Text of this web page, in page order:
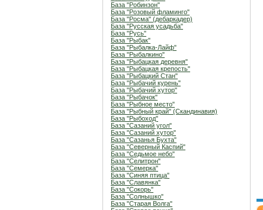
База "Робинзон"
База "Розовый фламинго"
База "Росма" (дебаркадер)
База "Русская усадьба"
База "Русь"
База "Рыбак"
База "Рыбалка-Лайф"
База "Рыбалкино"
База "Рыбацкая деревня"
База "Рыбацкая крепость"
База "Рыбацкий Стан"
База "Рыбачий курень"
База "Рыбачий хутор"
База "Рыбачок"
База "Рыбное место"
База "Рыбный край" (Скандинавия)
База "Рыбоход"
База "Сазаний угол"
База "Сазаний хутор"
База "Сазанья Бухта"
База "Северный Каспий"
База "Седьмое небо"
База "Селитрон"
База "Семерка"
База "Синяя птица"
База "Славянка"
База "Сокорь"
База "Солнышко"
База "Старая Волга"